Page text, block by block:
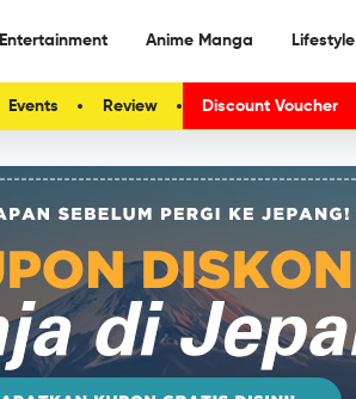
Entertainment Anime Manga Lifestyle
Events Review Discount Voucher